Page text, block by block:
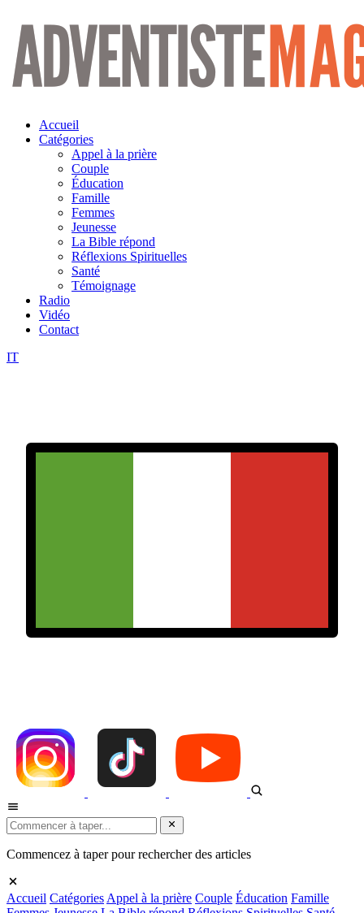
Aller
contenu
Accueil
Catégories
Appel à la prière
Couple
Éducation
Famille
Femmes
Jeunesse
La Bible répond
Réflexions Spirituelles
Santé
Témoignage
Radio
Vidéo
Contact
IT
Commencez à taper pour rechercher des articles
Accueil Catégories Appel à la prière Couple Éducation Famille